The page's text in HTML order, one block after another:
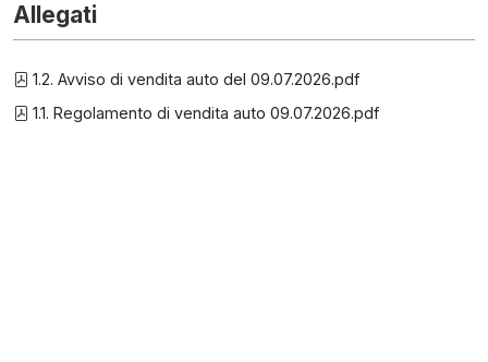
Allegati
1.2. Avviso di vendita auto del 09.07.2026.pdf
1.1. Regolamento di vendita auto 09.07.2026.pdf